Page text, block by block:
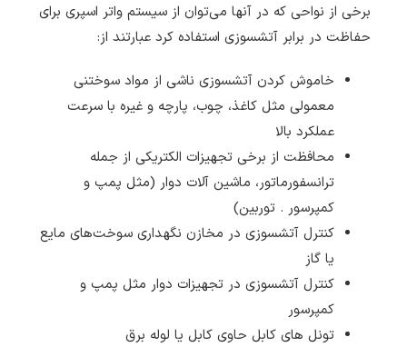
برخی از نواحی که در آنها می‌توان از سیستم واتر اسپری برای
حفاظت در برابر آتشسوزی استفاده کرد عبارتند از:
خاموش کردن آتشسوزی ناشی از مواد سوختنی
معمولی مثل کاغذ، چوب، پارچه و غیره با سرعت
عملکرد بالا
محافظت از برخی تجهیزات الکتریکی از جمله
ترانسفورماتور، ماشین آلات دوار (مثل پمپ و
کمپرسور . توربین)
کنترل آتشسوزی در مخازن نگهداری سوخت‌های مایع
یا گاز
کنترل آتشسوزی در تجهیزات دوار مثل پمپ و
کمپرسور
تونل های کابل حاوی کابل یا لوله برق